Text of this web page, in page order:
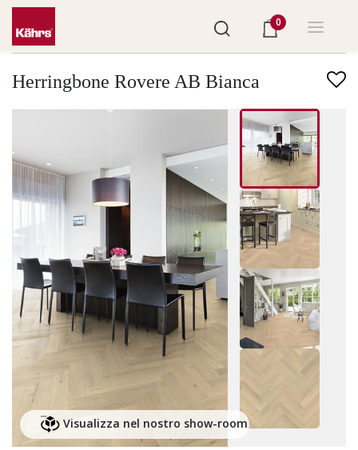
0
Trova un altro pavimento
Herringbone Rovere AB Bianca
Visualizza nel nostro show-room